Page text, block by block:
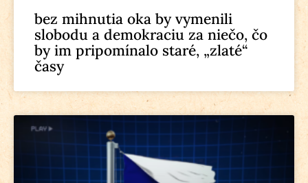
bez mihnutia oka by vymenili
slobodu a demokraciu za niečo, čo
by im pripomínalo staré, „zlaté“
časy